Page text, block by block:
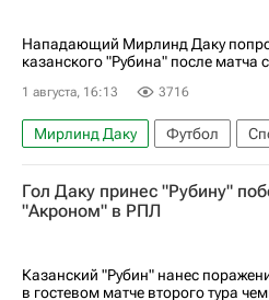
Нападающий Мирлинд Даку
казанского "Рубина" после матча
1 августа, 16:13 3716
Мирлинд Даку Футбол
Рубин
Акрон (Тольятти)
РПЛ 2026-2027 (Чемпионат
Гол Даку принес "Рубину"
"Акроном" в РПЛ
Казанский "Рубин" нанес
в гостевом матче второго тура